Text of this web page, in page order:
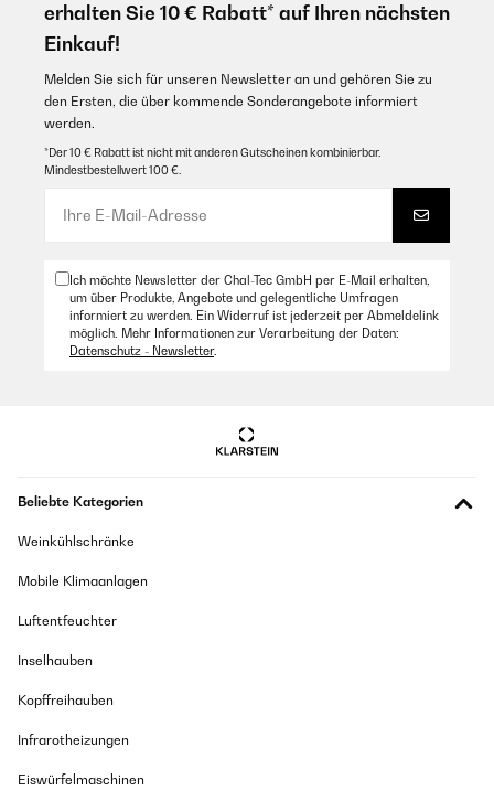
erhalten Sie 10 € Rabatt* auf Ihren nächsten
Einkauf!
Melden Sie sich für unseren Newsletter an und gehören Sie zu
den Ersten, die über kommende Sonderangebote informiert
werden.
*Der 10 € Rabatt ist nicht mit anderen Gutscheinen kombinierbar.
Mindestbestellwert 100 €.
Ich möchte Newsletter der Chal-Tec GmbH per E-Mail erhalten,
um über Produkte, Angebote und gelegentliche Umfragen
informiert zu werden. Ein Widerruf ist jederzeit per Abmeldelink
möglich. Mehr Informationen zur Verarbeitung der Daten:
Datenschutz - Newsletter.
Beliebte Kategorien
Weinkühlschränke
Mobile Klimaanlagen
Luftentfeuchter
Inselhauben
Kopffreihauben
Infrarotheizungen
Eiswürfelmaschinen